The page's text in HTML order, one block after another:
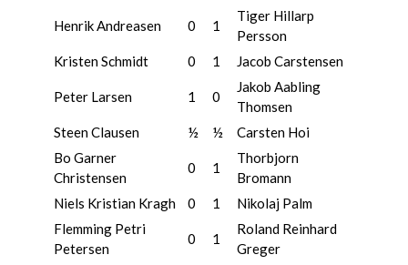
Henrik Andreasen 0 1
Tiger Hillarp
Persson
Kristen Schmidt
0 1 Jacob Carstensen
Peter Larsen 1 0
Jakob Aabling
Thomsen
Steen Clausen
½ ½
Carsten Hoi
Bo Garner
Christensen
0 1
Thorbjorn
Bromann
Niels Kristian Kragh
0 1
Nikolaj Palm
Flemming Petri
Petersen
0 1
Roland Reinhard
Greger